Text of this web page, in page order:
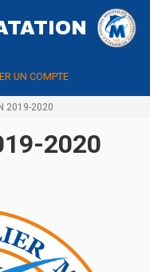
UN COMPTE
2019-2020
2020